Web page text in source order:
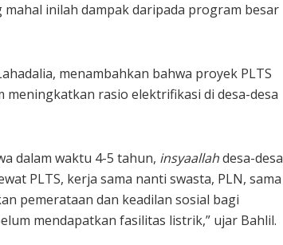
inilah dampak daripada program besar
menambahkan bahwa proyek PLTS
rasio elektrifikasi di desa-desa
dalam waktu 4-5 tahun, insyaallahdesa-desa
PLTS, kerja sama nanti swasta, PLN, sama
pemerataan dan keadilan sosial bagi
mendapatkan fasilitas listrik,” ujar Bahlil.